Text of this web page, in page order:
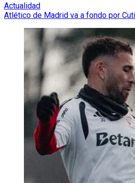
Actualidad
Atlético de Madrid va a fondo por